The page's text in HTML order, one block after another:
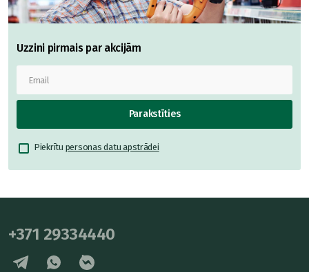
Uzzini pirmais par akcijām
Parakstīties
Piekrītu personas datu apstrādei
+371 29334440